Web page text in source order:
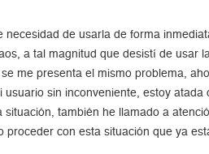
necesidad de usarla de forma
a tal magnitud que desistí de usar
me presenta el mismo problema,
sin inconveniente, estoy atada
también he llamado a
con esta situación que ya